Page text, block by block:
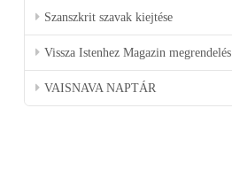
Szanszkrit szavak kiejtése
Vissza Istenhez Magazin megrendelés
VAISNAVA NAPTÁR